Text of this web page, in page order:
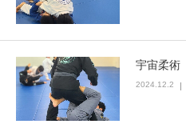
宇宙柔術
2024.12.2